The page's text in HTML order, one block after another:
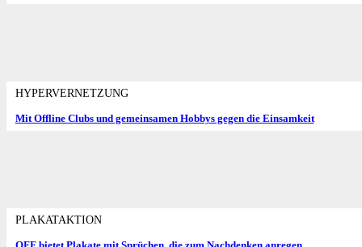
HYPERVERNETZUNG
Mit Offline Clubs und gemeinsamen Hobbys gegen die Einsamkeit
PLAKATAKTION